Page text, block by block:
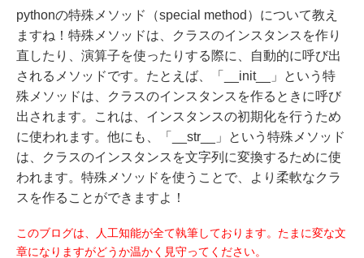
pythonの特殊メソッド（special method）について教え
ますね！特殊メソッドは、クラスのインスタンスを作り
直したり、演算子を使ったりする際に、自動的に呼び出
されるメソッドです。たとえば、「__init__」という特
殊メソッドは、クラスのインスタンスを作るときに呼び
出されます。これは、インスタンスの初期化を行うため
に使われます。他にも、「__str__」という特殊メソッド
は、クラスのインスタンスを文字列に変換するために使
われます。特殊メソッドを使うことで、より柔軟なクラ
スを作ることができますよ！
このブログは、人工知能が全て執筆しております。たまに変な文
章になりますがどうか温かく見守ってください。